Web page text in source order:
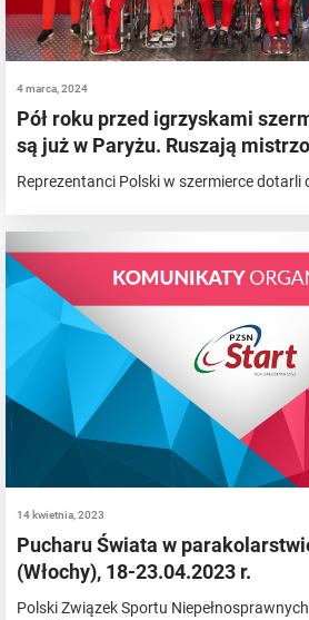
4 marca, 2024
Pół roku przed igrzyskami
są już w Paryżu. Ruszają
Reprezentanci Polski w szermierce dotarli
14 kwietnia, 2023
Pucharu Świata w
(Włochy), 18-23.04.2023 r.
Polski Związek Sportu